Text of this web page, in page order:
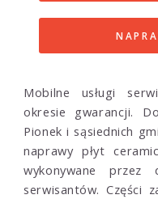
Mobilne usługi
okresie gwarancji.
Pionek i sąsiednich
naprawy płyt
wykonywane przez
serwisantów. Części